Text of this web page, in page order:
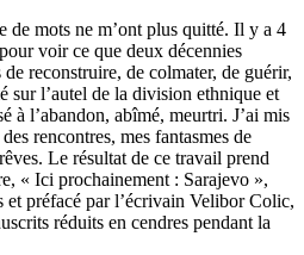
de mots ne m’ont plus quitté. Il y a 4
voir ce que deux décennies
reconstruire, de colmater, de guérir,
sur l’autel de la division ethnique et
à l’abandon, abîmé, meurtri. J’ai mis
rencontres, mes fantasmes de
Le résultat de ce travail prend
« Ici prochainement : Sarajevo »,
préfacé par l’écrivain Velibor Colic,
réduits en cendres pendant la